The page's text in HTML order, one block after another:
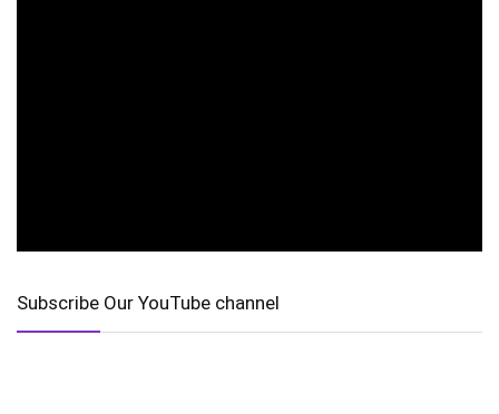
Subscribe Our YouTube channel